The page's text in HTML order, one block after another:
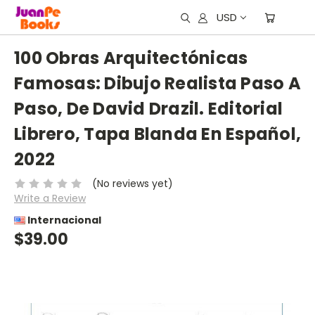
USD
100 Obras Arquitectónicas
Famosas: Dibujo Realista Paso A
Paso, De David Drazil. Editorial
Librero, Tapa Blanda En Español,
2022
(No reviews yet)
Write a Review
Internacional
$39.00